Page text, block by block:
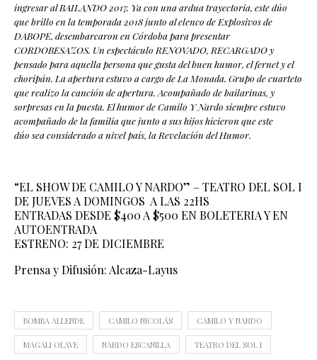
ingresar al BAILANDO 2017. Ya con una ardua trayectoria, este dúo
que brillo en la temporada 2018 junto al elenco de Explosivos de
DABOPE, desembarcaron en Córdoba para presentar
CORDOBESAZOS. Un espectáculo RENOVADO, RECARGADO y
pensado para aquella persona que gusta del buen humor, el fernet y el
choripán. La apertura estuvo a cargo de La Monada. Grupo de cuarteto
que realizo la canción de apertura. Acompañado de bailarinas, y
sorpresas en la puesta. El humor de Camilo Y Nardo siempre estuvo
acompañado de la familia que junto a sus hijos hicieron que este
dúosea considerado a nivelpaís, la Revelación del Humor.
“EL SHOW DE CAMILO Y NARDO” – TEATRO DEL SOL I
DE JUEVES A DOMINGOS A LAS 22HS
ENTRADAS DESDE $400 A $500 EN BOLETERIA Y EN
AUTOENTRADA
ESTRENO: 27 DE DICIEMBRE
Prensa y Difusión: Alcaza-Layus
BOMBA ALLENDE CAMILO NICOLÁS CAMILO Y NARDO
MAGALI OLAVE NARDO ESCANILLA TEATRO DEL SOL I